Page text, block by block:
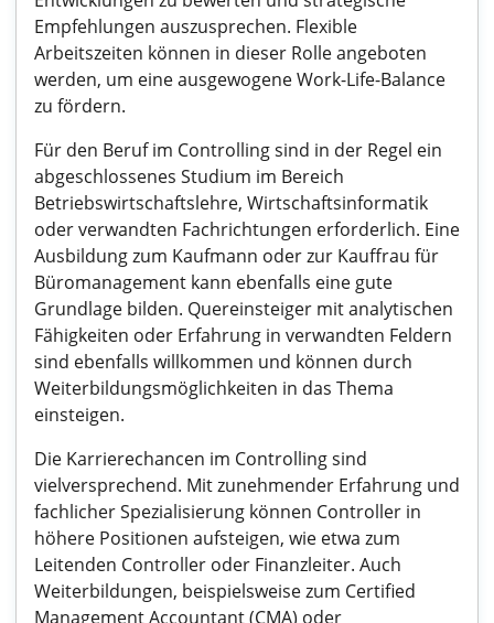
Empfehlungen auszusprechen. Flexible
Arbeitszeiten können in dieser Rolle angeboten
werden, um eine ausgewogene Work-Life-Balance
zu fördern.
Für den Beruf im Controlling sind in der Regel ein
abgeschlossenes Studium im Bereich
Betriebswirtschaftslehre, Wirtschaftsinformatik
oder verwandten Fachrichtungen erforderlich. Eine
Ausbildung zum Kaufmann oder zur Kauffrau für
Büromanagement kann ebenfalls eine gute
Grundlage bilden. Quereinsteiger mit analytischen
Fähigkeiten oder Erfahrung in verwandten Feldern
sind ebenfalls willkommen und können durch
Weiterbildungsmöglichkeiten in das Thema
einsteigen.
Die Karrierechancen im Controlling sind
vielversprechend. Mit zunehmender Erfahrung und
fachlicher Spezialisierung können Controller in
höhere Positionen aufsteigen, wie etwa zum
Leitenden Controller oder Finanzleiter. Auch
Weiterbildungen, beispielsweise zum Certified
Management Accountant (CMA) oder